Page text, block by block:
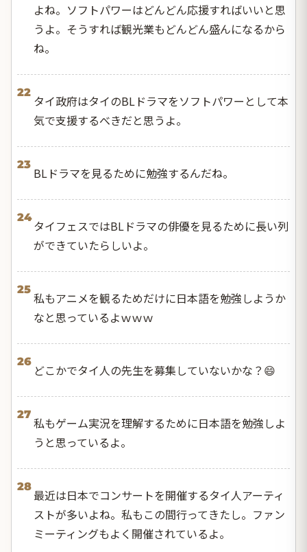
よね。ソフトパワーはどんどん応援すればいいと思
うよ。そうすれば観光業もどんどん盛んになるから
ね。
22
タイ政府はタイのBLドラマをソフトパワーとして本
気で支援するべきだと思うよ。
23
BLドラマを見るために勉強するんだね。
24
タイフェスではBLドラマの俳優を見るために長い列
ができていたらしいよ。
25
私もアニメを観るためだけに日本語を勉強しようか
なと思っているよｗｗｗ
26
どこかでタイ人の先生を募集していないかな？😄
27
私もゲーム実況を理解するために日本語を勉強しよ
うと思っているよ。
28
最近は日本でコンサートを開催するタイ人アーティ
ストが多いよね。私もこの間行ってきたし。ファン
ミーティングもよく開催されているよ。